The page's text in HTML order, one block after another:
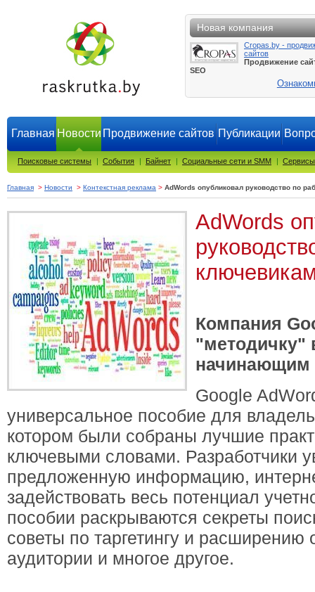
Новая компания
Cropas.by -
сайтов
Продвижение
SEO
Главная Новости Продвижение сайтов Публикации
Поисковые системы | События | Байнет | Социальные сети и SMM |
Главная > Новости > Контекстная реклама > AdWords опубликовал руководство по
AdWords
Компания
"методичку"
начинающим
Google
универсальное пособие для
котором были собраны лучшие
ключевыми словами. Разработчики
предложенную информацию,
задействовать весь потенциал
пособии раскрываются секреты
советы по таргетингу и расширению
аудитории и многое другое.